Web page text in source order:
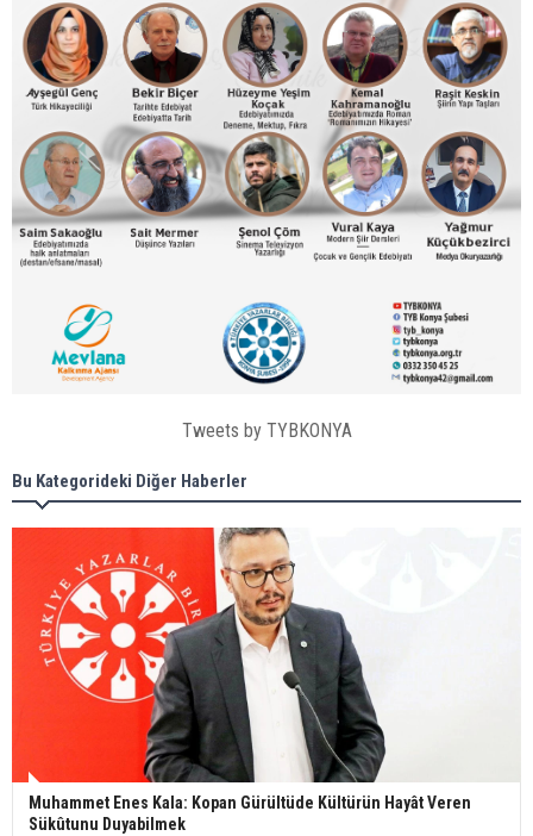
Tweets by TYBKONYA
Bu Kategorideki Diğer Haberler
Muhammet Enes Kala: Kopan Gürültüde Kültürün Hayât Veren
Sükûtunu Duyabilmek